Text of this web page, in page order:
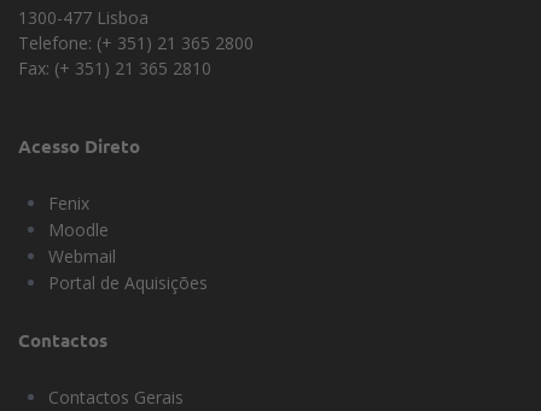
1300-477 Lisboa
Telefone: (+ 351) 21 365 2800
Fax: (+ 351) 21 365 2810
Acesso Direto
Fenix
Moodle
Webmail
Portal de Aquisições
Contactos
Contactos Gerais